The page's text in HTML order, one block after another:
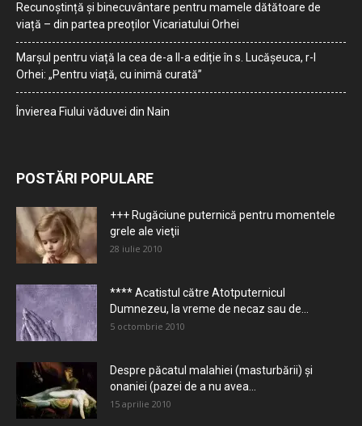
Recunoștință și binecuvântare pentru mamele dătătoare de
viață – din partea preoților Vicariatului Orhei
Marșul pentru viață la cea de-a II-a ediție în s. Lucășeuca, r-l
Orhei: „Pentru viață, cu inimă curată”
Învierea Fiului văduvei din Nain
POSTĂRI POPULARE
+++ Rugăciune puternică pentru momentele
grele ale vieţii
28 iulie 2010
**** Acatistul către Atotputernicul
Dumnezeu, la vreme de necaz sau de...
5 octombrie 2010
Despre păcatul malahiei (masturbării) şi
onaniei (pazei de a nu avea...
15 aprilie 2010